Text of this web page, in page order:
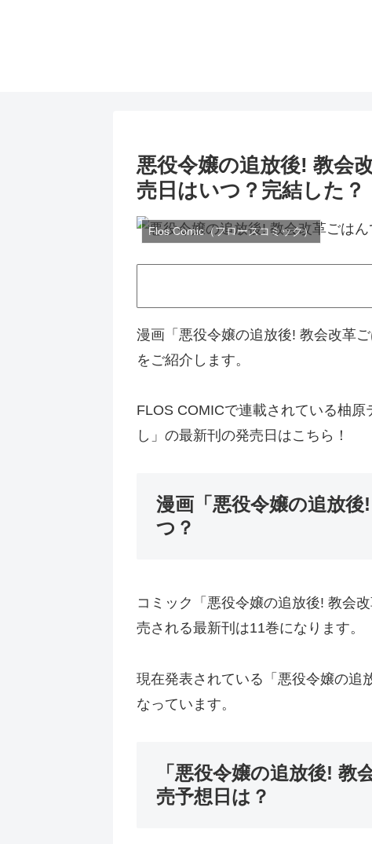
悪役令嬢の追放後! 教会
売日はいつ？完結した？
Flos Comic（フロースコミック）
漫画「悪役令嬢の追放後! 教会改革
をご紹介します。
FLOS COMICで連載されている柚
し」の最新刊の発売日はこちら！
漫画「悪役令嬢の追放
つ？
コミック「悪役令嬢の追放後! 教会
売される最新刊は11巻になります。
現在発表されている「悪役令嬢の追
なっています。
「悪役令嬢の追放後!
売予想日は？